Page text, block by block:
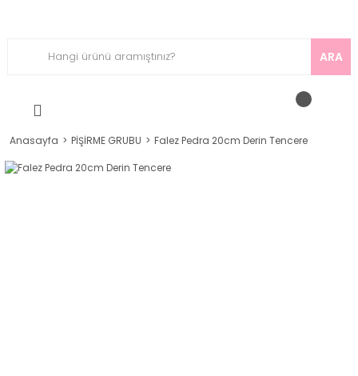
ARA
Anasayfa PİŞİRME GRUBU Falez Pedra 20cm Derin Tencere